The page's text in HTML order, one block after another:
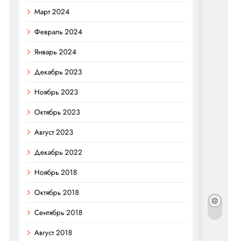
Март 2024
Февраль 2024
Январь 2024
Декабрь 2023
Ноябрь 2023
Октябрь 2023
Август 2023
Декабрь 2022
Ноябрь 2018
Октябрь 2018
Сентябрь 2018
Август 2018